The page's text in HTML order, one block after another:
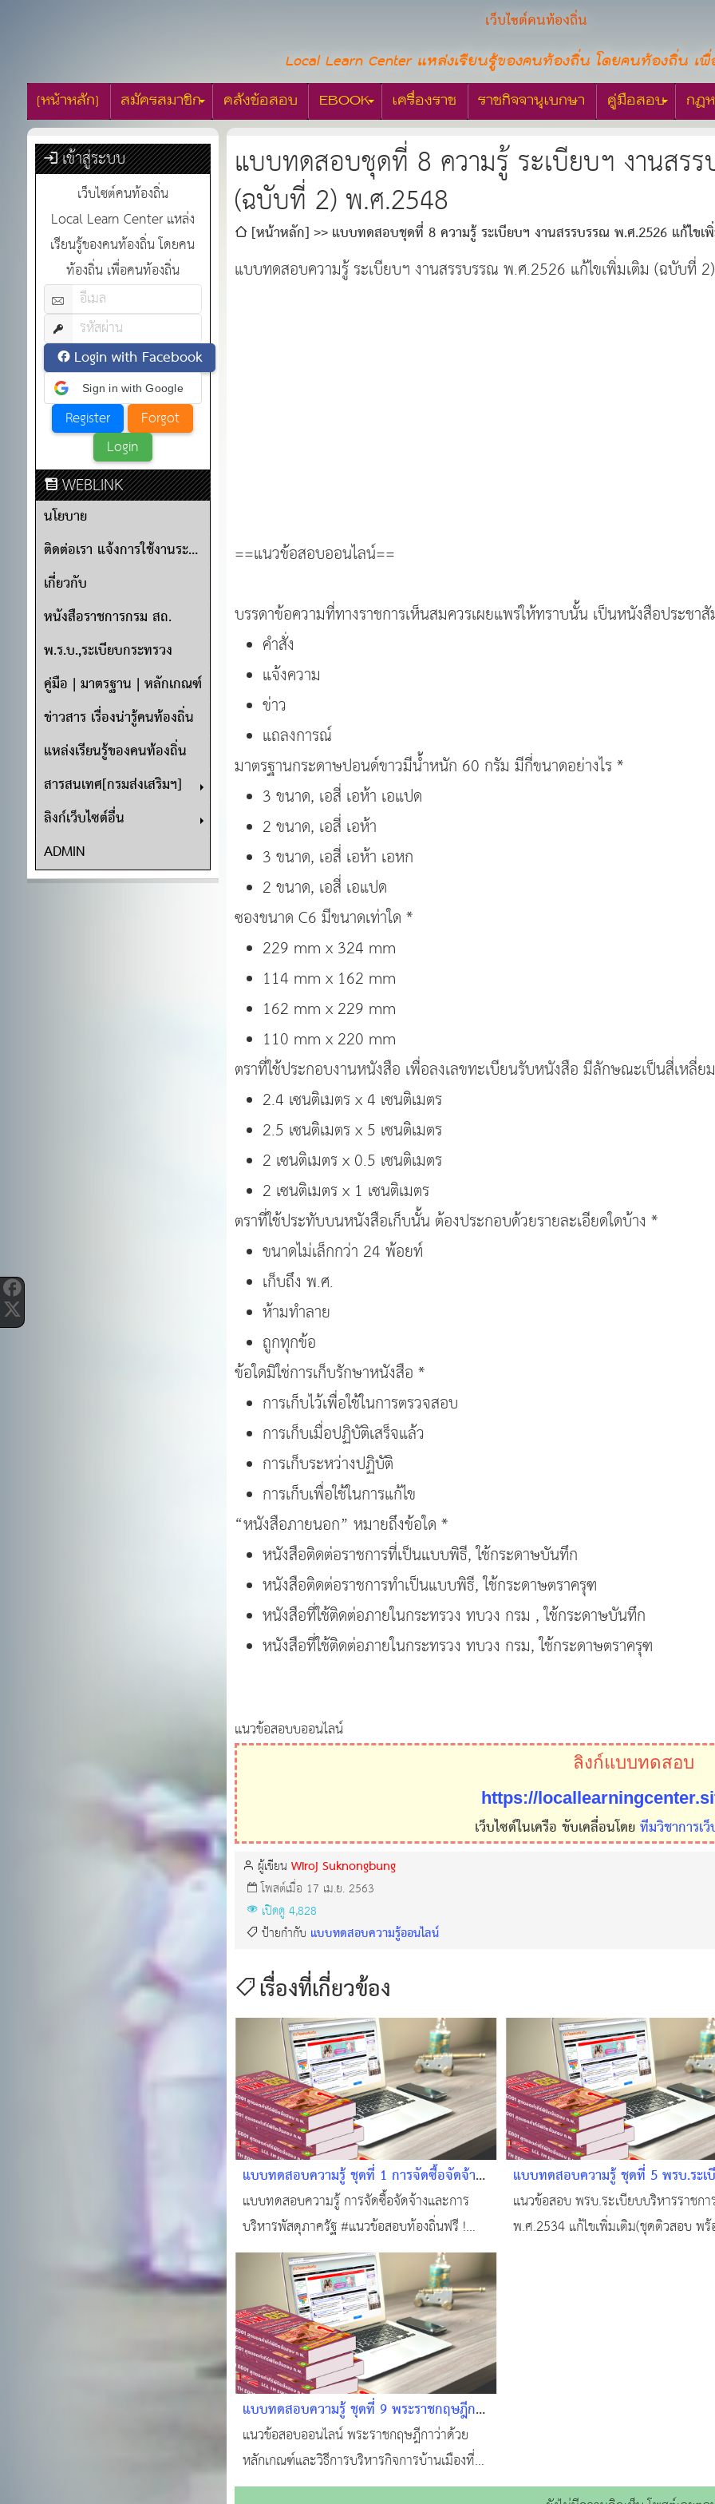
เว็บไซต์คนท้องถิ่น
Local Learn Center แหล่งเรียนรู้ของคนท้องถิ่น โดยคนท้องถิ่น เ
[หน้าหลัก] สมัครสมาชิก คลังข้อสอบ EBOOK เครื่องราช ราชกิจจานุเบกษา คู่มือสอบ กฎ
เข้าสู่ระบบ
เว็บไซต์คนท้องถิ่น
Local Learn Center แหล่ง
เรียนรู้ของคนท้องถิ่น โดยคน
ท้องถิ่น เพื่อคนท้องถิ่น
Login with Facebook
Sign in with Google
WEBLINK
นโยบาย
ติดต่อเรา แจ้งการใช้งานระบบ
เกี่ยวกับ
หนังสือราชการกรม สถ.
พ.ร.บ.,ระเบียบกระทรวง
คู่มือ | มาตรฐาน | หลักเกณฑ์
ข่าวสาร เรื่องน่ารู้คนท้องถิ่น
แหล่งเรียนรู้ของคนท้องถิ่น
สารสนเทศ[กรมส่งเสริมฯ]
ลิงก์เว็บไซต์อื่น
ADMIN
แบบทดสอบชุดที่ 8 ความรู้ ระเบียบฯ งานสร
(ฉบับที่ 2) พ.ศ.2548
[หน้าหลัก] แบบทดสอบชุดที่ 8 ความรู้ ระเบียบฯ งานสรรบรรณ พ.ศ.2526 แก้ไข
แบบทดสอบความรู้ ระเบียบฯ งานสรรบรรณ พ.ศ.2526 แก้ไขเพิ่มเติม (ฉบับที่
==แนวข้อสอบออนไลน์==
บรรดาข้อความที่ทางราชการเห็นสมควรเผยแพร่ให้ทราบนั้น เป็นหนังสือประชา
คำสั่ง
แจ้งความ
ข่าว
แถลงการณ์
มาตรฐานกระดาษปอนด์ขาวมีน้ำหนัก 60 กรัม มีกี่ขนาดอย่างไร *
3 ขนาด, เอสี่ เอห้า เอแปด
2 ขนาด, เอสี่ เอห้า
3 ขนาด, เอสี่ เอห้า เอหก
2 ขนาด, เอสี่ เอแปด
ซองขนาด C6 มีขนาดเท่าใด *
229 mm x 324 mm
114 mm x 162 mm
162 mm x 229 mm
110 mm x 220 mm
ตราที่ใช้ประกอบงานหนังสือ เพื่อลงเลขทะเบียนรับหนังสือ มีลักษณะเป็นสี่เหลี่ย
2.4 เซนติเมตร x 4 เซนติเมตร
2.5 เซนติเมตร x 5 เซนติเมตร
2 เซนติเมตร x 0.5 เซนติเมตร
2 เซนติเมตร x 1 เซนติเมตร
ตราที่ใช้ประทับบนหนังสือเก็บนั้น ต้องประกอบด้วยรายละเอียดใดบ้าง *
ขนาดไม่เล็กกว่า 24 พ้อยท์
เก็บถึง พ.ศ.
ห้ามทำลาย
ถูกทุกข้อ
ข้อใดมิใช่การเก็บรักษาหนังสือ *
การเก็บไว้เพื่อใช้ในการตรวจสอบ
การเก็บเมื่อปฏิบัติเสร็จแล้ว
การเก็บระหว่างปฏิบัติ
การเก็บเพื่อใช้ในการแก้ไข
“หนังสือภายนอก” หมายถึงข้อใด *
หนังสือติดต่อราชการที่เป็นแบบพิธี, ใช้กระดาษบันทึก
หนังสือติดต่อราชการทำเป็นแบบพิธี, ใช้กระดาษตราครุฑ
หนังสือที่ใช้ติดต่อภายในกระทรวง ทบวง กรม , ใช้กระดาษบันทึก
หนังสือที่ใช้ติดต่อภายในกระทรวง ทบวง กรม, ใช้กระดาษตราครุฑ
แนวข้อสอบบออนไลน์
ลิงก์แบบทดสอบ
https://
เว็บไซต์ในเครือ ขับเคลื่อนโดยทีมวิชาการเ
ผู้เขียนWiroj Suknongbung
โพสต์เมื่อ 17 เม.ย. 2563
เปิดดู 4,828
ป้ายกำกับ แบบทดสอบความรู้ออนไลน์
เรื่องที่เกี่ยวข้อง
แบบทดสอบความรู้ ชุดที่ 1 การจัดซื้อจัดจ้าง
และการบริหารพัสดุภาครัฐ #แนวข้อสอบ
ออนไลน์ พร้อมใบเกียรติบัตรฟรี!
แบบทดสอบความรู้ การจัดซื้อจัดจ้างและการ
บริหารพัสดุภาครัฐ #แนวข้อสอบท้องถิ่นฟรี !
#ทำแบบทดสอบฟรี!!! #ข้อสอบท้องถิ่นฟรี !!!
#สอบบรรจุท้องถิ่น พร้อมใบเกียรติบัตรฟรี!
แบบทดสอบความรู้ ชุดที่ 5 พรบ.ระเ
บริหารราชการแผ่นดิน พ.ศ.2534 แล
เพิ่มเติม #แนวข้อสอบออนไลน์ พร้อ
แนวข้อสอบ พรบ.ระเบียบบริหารราชก
พ.ศ.2534 แก้ไขเพิ่มเติม(ชุดติวสอบ พร้
แบบทดสอบความรู้ ชุดที่ 9 พระราชกฤษฎีกา
ว่าด้วยหลักเกณฑ์และวิธีการบริหารกิจการ
บ้านเมืองที่ดี พ.ศ. 2546 #แนวข้อสอบ
ออนไลน์
แนวข้อสอบออนไลน์ พระราชกฤษฎีกาว่าด้วย
หลักเกณฑ์และวิธีการบริหารกิจการบ้านเมืองที่ดี
พ.ศ. 2546 #ทำแบบทดสอบฟรี!!! #ข้อสอบท้อง